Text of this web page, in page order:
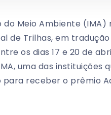
Meio Ambiente (IMA)
de Trilhas, em
os dias 17 e 20 de
uma das instituições
receber o prêmio